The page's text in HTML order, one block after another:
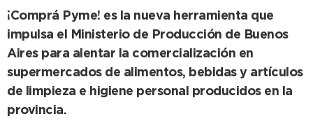
¡Comprá Pyme! es la nueva herramienta que
impulsa el Ministerio de Producción de Buenos
Aires para alentar la comercialización en
supermercados de alimentos, bebidas y artículos
de limpieza e higiene personal producidos en la
provincia.